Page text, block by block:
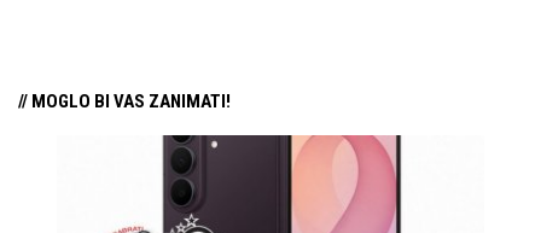
sve nude uređaji u
malo više detalja.
// MOGLO BI VAS ZANIMATI!